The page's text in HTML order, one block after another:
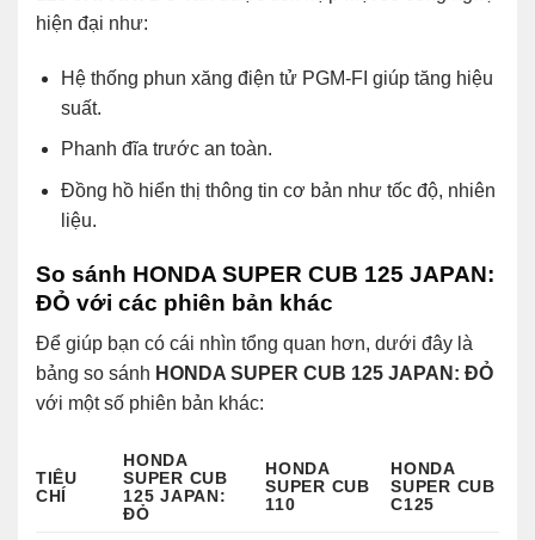
hiện đại như:
Hệ thống phun xăng điện tử PGM-FI giúp tăng hiệu
suất.
Phanh đĩa trước an toàn.
Đồng hồ hiển thị thông tin cơ bản như tốc độ, nhiên
liệu.
So sánh HONDA SUPER CUB 125 JAPAN:
ĐỎ với các phiên bản khác
Để giúp bạn có cái nhìn tổng quan hơn, dưới đây là
bảng so sánh HONDA SUPER CUB 125 JAPAN: ĐỎ
với một số phiên bản khác:
TIÊU
CHÍ
HONDA
SUPER CUB
125 JAPAN:
ĐỎ
HONDA
SUPER CUB
110
HONDA
SUPER CUB
C125